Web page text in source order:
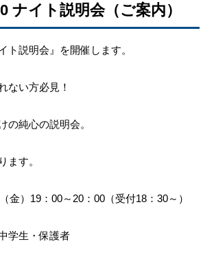
ナイト説明会（ご案内）
ト説明会』を開催します。
ない方必見！
の純心の説明会。
ます。
）19：00～20：00（受付18：30～）
生・保護者